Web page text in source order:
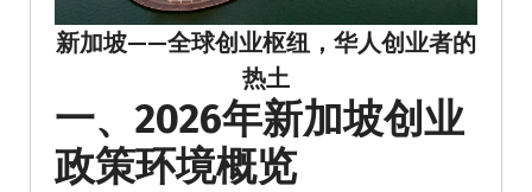
新加坡——全球创业枢纽，华人创业者的
热土
一、2026年新加坡创业
政策环境概览